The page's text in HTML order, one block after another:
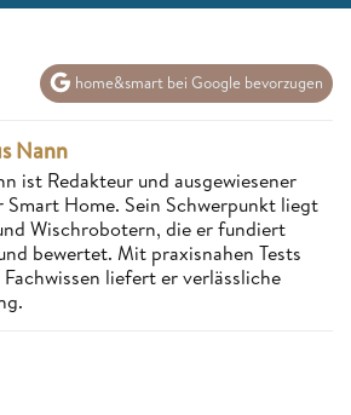
home&smart bei Google bevorzugen
Nann
ist Redakteur und ausgewiesener
Smart Home. Sein Schwerpunkt liegt
Wischrobotern, die er fundiert
bewertet. Mit praxisnahen Tests
liefert er verlässliche